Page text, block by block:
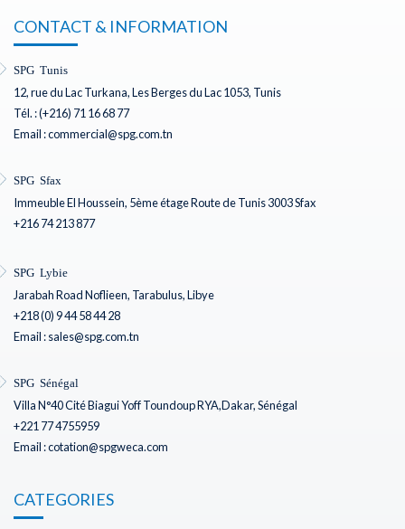
CONTACT & INFORMATION
SPG Tunis
12, rue du Lac Turkana, Les Berges du Lac 1053, Tunis
Tél. : (+216) 71 16 68 77
Email : commercial@spg.com.tn
SPG Sfax
Immeuble El Houssein, 5ème étage Route de Tunis 3003 Sfax
+216 74 213 877
SPG Lybie
Jarabah Road Noflieen, Tarabulus, Libye
+218 (0) 9 44 58 44 28
Email : sales@spg.com.tn
SPG Sénégal
Villa N°40 Cité Biagui Yoff Toundoup RYA,Dakar, Sénégal
+221 77 4755959
Email : cotation@spgweca.com
CATEGORIES